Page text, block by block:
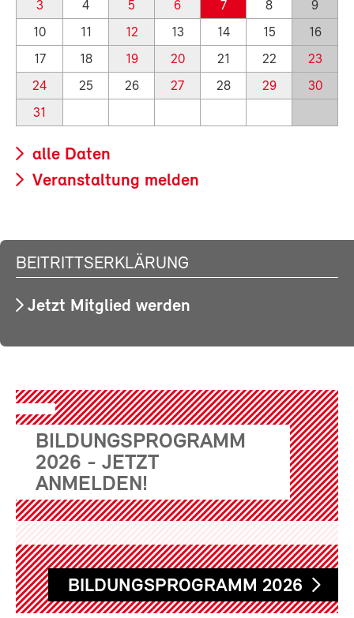
3 4 5 6 7 8
9
10
11 12 13 14 15
16
17
18 19 20 21 22
23
24
25 26 27 28 29
30
31
alle Daten
Veranstaltung melden
BEITRITTSERKLÄRUNG
Jetzt Mitglied werden
BILDUNGSPROGRAMM
2026 - JETZT
ANMELDEN!
BILDUNGSPROGRAMM 2026